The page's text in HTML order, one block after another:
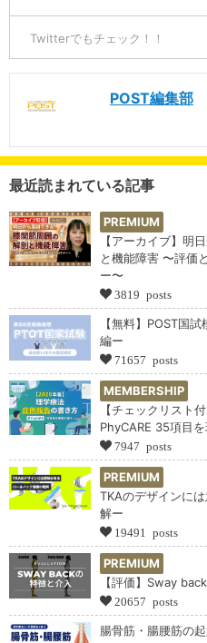
Twitterでもチェック！！
POST編集部
最近読まれている記事
PREMIUM
【アーカイブ】明
と機能障害 〜評価
ー〜
3819 posts
【無料】POST国
編ー
71657 posts
MEMBERSHIP
【チェックリスト
PhyCARE 35項目
7947 posts
PREMIUM
TKAのデザインに
解ー
19491 posts
PREMIUM
【評価】Sway
20657 posts
腸骨筋・腸腰筋の